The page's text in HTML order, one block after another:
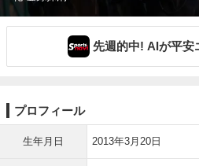
先週的中! AIが平安
プロフィール
生年月日 2013年3月20日